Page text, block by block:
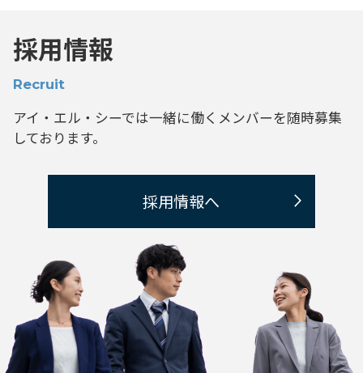
採用情報
Recruit
アイ・エル・シーでは一緒に働くメンバーを随時募集
しております。
採用情報へ